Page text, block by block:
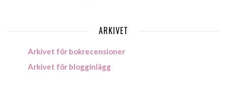
ARKIVET
Arkivet för bokrecensioner
Arkivet för blogginlägg